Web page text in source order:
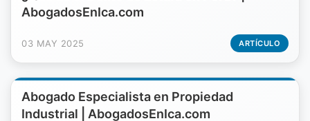
AbogadosEnIca.com
03 MAY 2025 ARTÍCULO
Abogado Especialista en Propiedad
Industrial | AbogadosEnIca.com